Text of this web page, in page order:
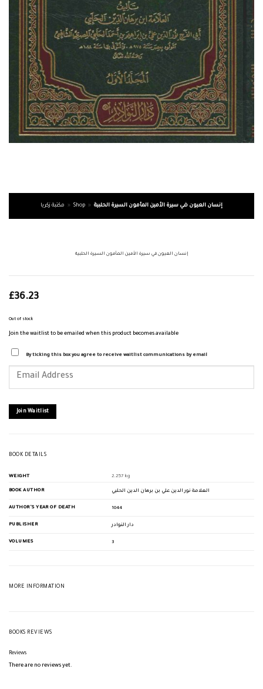
مكتبة زكريا » Shop » إنسان العيون في سيرة الأمين المأمون السيرة الحلبية
إنسان العيون في سيرة الأمين المأمون السيرة الحلبية
£36.23
Out of stock
Join the waitlist to be emailed when this product becomes available
By ticking this box you agree to receive waitlist communications by email
your
joinJoin Waitlist
BOOK DETAILS
WEIGHT 2.257 kg
BOOK AUTHOR العلامة نور الدين علي بن برهان الدين الحلبي
AUTHOR'S YEAR OF DEATH 1044
PUBLISHER دار النوادر
VOLUMES 3
MORE INFORMATION
BOOKS REVIEWS
Reviews
There are no reviews yet.